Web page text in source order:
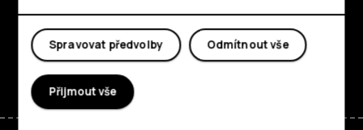
Podpora
FacebookInstagram
TiktokYoutubeLinkedinDiscord
Odmítnout vše
Spravovat předvolby
Přijmout vše